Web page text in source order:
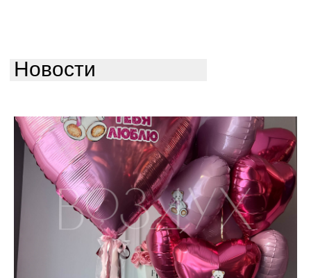
Новости